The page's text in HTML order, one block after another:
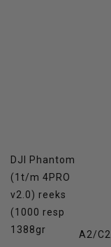
DJI Phantom
(1t/m 4PRO
v2.0) reeks
(1000 resp
1388gr
A2/C2